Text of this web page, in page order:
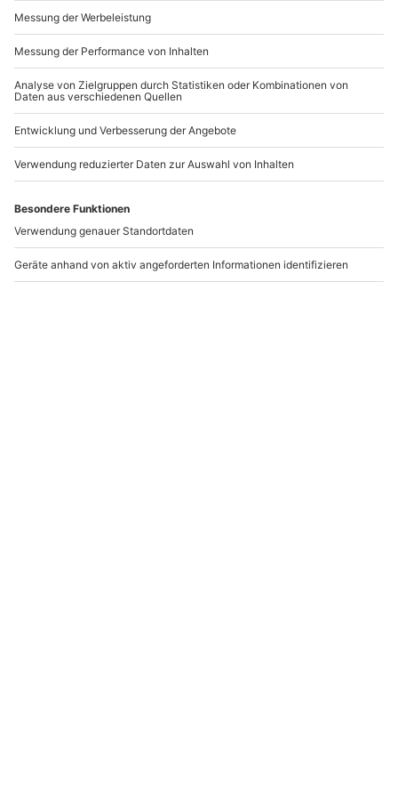
Andere Produkte entdecken
Hairstyling in Berlin
Berlin
1 Person
Aachen
1 Person